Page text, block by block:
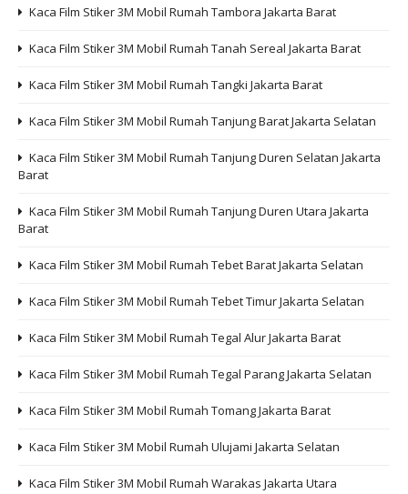
Kaca Film Stiker 3M Mobil Rumah Tambora Jakarta Barat
Kaca Film Stiker 3M Mobil Rumah Tanah Sereal Jakarta Barat
Kaca Film Stiker 3M Mobil Rumah Tangki Jakarta Barat
Kaca Film Stiker 3M Mobil Rumah Tanjung Barat Jakarta Selatan
Kaca Film Stiker 3M Mobil Rumah Tanjung Duren Selatan Jakarta
Barat
Kaca Film Stiker 3M Mobil Rumah Tanjung Duren Utara Jakarta
Barat
Kaca Film Stiker 3M Mobil Rumah Tebet Barat Jakarta Selatan
Kaca Film Stiker 3M Mobil Rumah Tebet Timur Jakarta Selatan
Kaca Film Stiker 3M Mobil Rumah Tegal Alur Jakarta Barat
Kaca Film Stiker 3M Mobil Rumah Tegal Parang Jakarta Selatan
Kaca Film Stiker 3M Mobil Rumah Tomang Jakarta Barat
Kaca Film Stiker 3M Mobil Rumah Ulujami Jakarta Selatan
Kaca Film Stiker 3M Mobil Rumah Warakas Jakarta Utara